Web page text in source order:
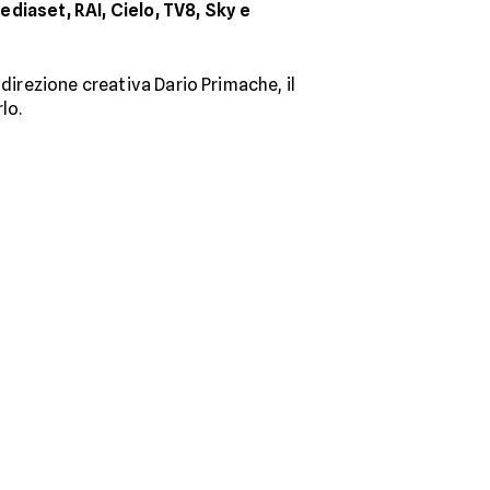
RAI, Cielo, TV8, Sky e
creativa Dario Primache, il